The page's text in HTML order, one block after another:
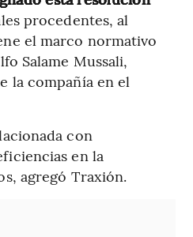
procedentes, al
el marco normativo
Salame Mussali,
la compañía en el
con
en la
agregó Traxión.